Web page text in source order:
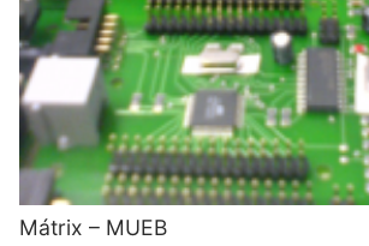
Mátrix – MUEB